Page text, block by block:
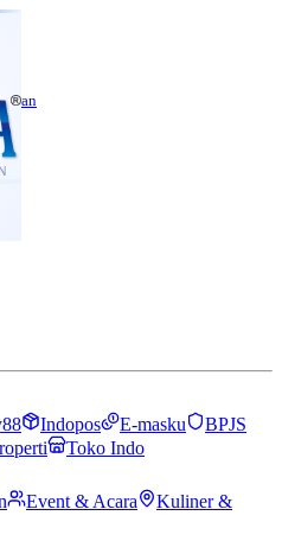
Indopos E-masku
BPJS
Toko Indo
Event & Acara
Kuliner &